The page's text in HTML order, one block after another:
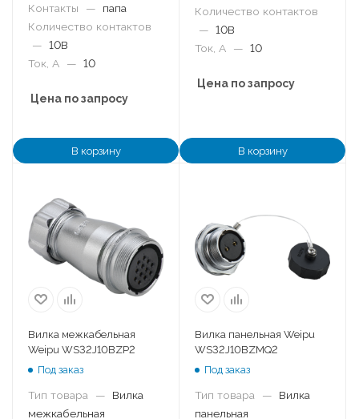
Контакты
—
папа
Количество контактов
— 10B
Ток, А
— 10
Цена по запросу
В корзину
Количество контактов
— 10B
Ток, А
— 10
Цена по запросу
В корзину
Вилка межкабельная
Weipu WS32J10BZP2
Под заказ
Тип товара —
Вилка
межкабельная
Вилка панельная Weipu
WS32J10BZMQ2
Под заказ
Тип товара —
Вилка
панельная